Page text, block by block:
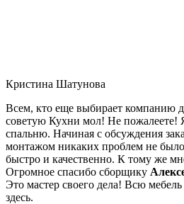
Кристина Шатунова
Всем, кто еще выбирает компанию
советую Кухни мол! Не пожалеете!
спальню. Начиная с обсуждения
монтажом никаких проблем не
быстро и качественно. К тому же
Огромное спасибо сборщику
Это мастер своего дела! Всю мебель
здесь.